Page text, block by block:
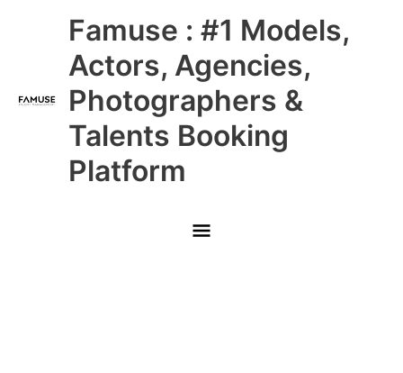
Famuse : #1 Models,
Actors, Agencies,
Photographers &
Talents Booking
Platform
Main
Menu